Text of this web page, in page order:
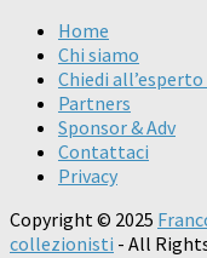
Home
Chi siamo
Chiedi
Partners
Sponsor & Adv
Contattaci
Privacy
Copyright © 2025
collezionisti - All